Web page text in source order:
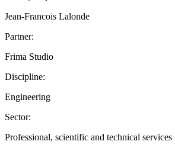
Jean-Francois Lalonde
Partner:
Frima Studio
Discipline:
Engineering
Sector:
Professional, scientific and technical services